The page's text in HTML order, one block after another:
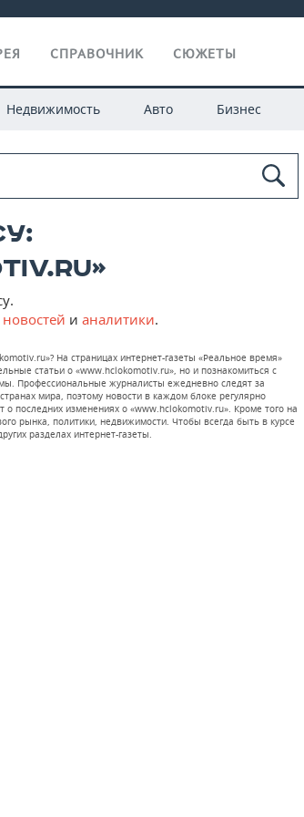
СПРАВОЧНИК СЮЖЕТЫ
Недвижимость Авто Бизнес
новостей и аналитики.
На страницах интернет-газеты «Реальное время»
статьи о «www.hclokomotiv.ru», но и познакомиться с
Профессиональные журналисты ежедневно следят за
мира, поэтому новости в каждом блоке регулярно
последних изменениях о «www.hclokomotiv.ru». Кроме того на
рынка, политики, недвижимости. Чтобы всегда быть в курсе
разделах интернет-газеты.